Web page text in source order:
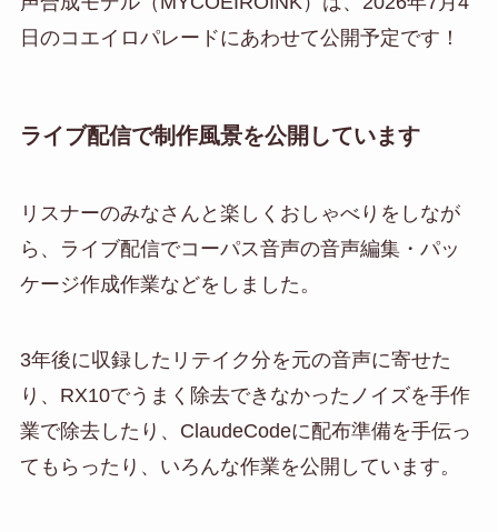
日のコエイロパレードにあわせて公開予定です！
ライブ配信で制作風景を公開しています
リスナーのみなさんと楽しくおしゃべりをしなが
ら、ライブ配信でコーパス音声の音声編集・パッ
ケージ作成作業などをしました。
3年後に収録したリテイク分を元の音声に寄せた
り、RX10でうまく除去できなかったノイズを手作
業で除去したり、ClaudeCodeに配布準備を手伝っ
てもらったり、いろんな作業を公開しています。